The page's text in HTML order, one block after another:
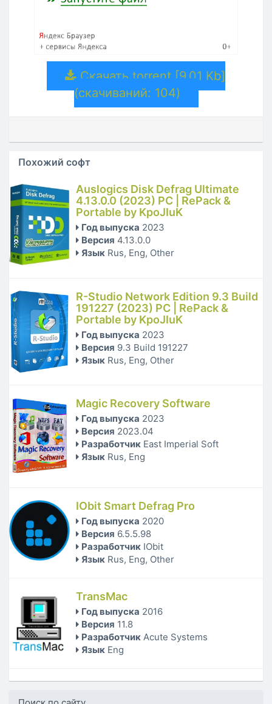
Скачать torrent [9.01 Kb]
(cкачиваний: 104)
Похожий софт
Auslogics Disk Defrag Ultimate
4.13.0.0 (2023) РС | RePack &
Portable by KpoJIuK
Год выпуска 2023
Версия 4.13.0.0
Язык Rus, Eng, Other
R-Studio Network Edition 9.3 Build
191227 (2023) PC | RePack &
Portable by KpoJIuK
Год выпуска 2023
Версия 9.3 Build 191227
Язык Rus, Eng, Other
Magic Recovery Software
Год выпуска 2023
Версия 2023.04
Разработчик East Imperial Soft
Язык Rus, Eng
IObit Smart Defrag Pro
Год выпуска 2020
Версия 6.5.5.98
Разработчик IObit
Язык Rus, Eng, Other
TransMac
Год выпуска 2016
Версия 11.8
Разработчик Acute Systems
Язык Eng